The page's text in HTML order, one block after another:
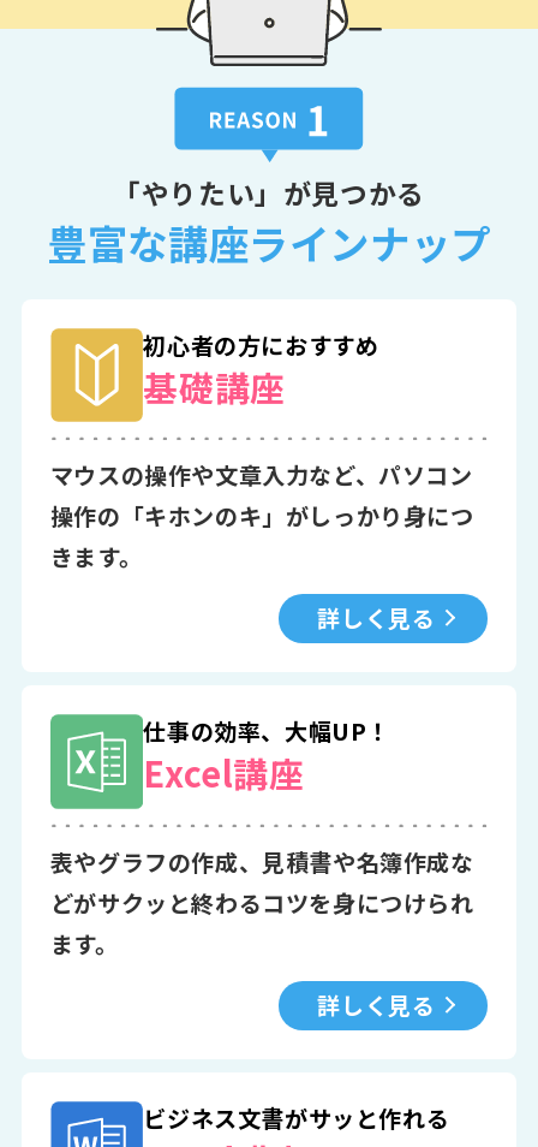
「やりたい」が見つかる
豊富な講座ラインナップ
初心者の方におすすめ
基礎講座
マウスの操作や文章入力など、パソコン
操作の「キホンのキ」がしっかり身につ
きます。
詳しく見る
仕事の効率、大幅UP！
Excel講座
表やグラフの作成、見積書や名簿作成な
どがサクッと終わるコツを身につけられ
ます。
詳しく見る
ビジネス文書がサッと作れる